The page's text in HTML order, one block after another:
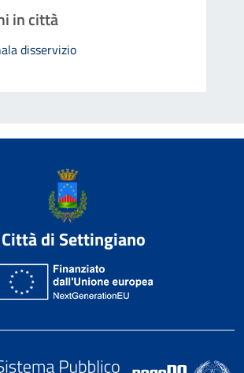
in città
disservizio
Città di Settingiano